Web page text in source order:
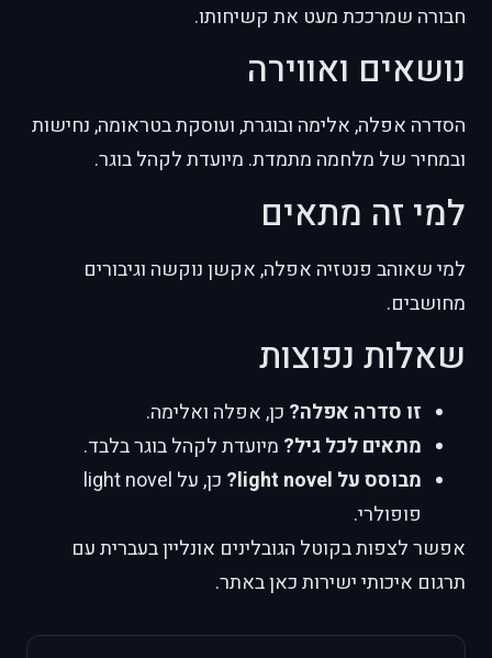
חבורה שמרככת מעט את קשיחותו.
נושאים ואווירה
הסדרה אפלה, אלימה ובוגרת, ועוסקת בטראומה, נחישות
ובמחיר של מלחמה מתמדת. מיועדת לקהל בוגר.
למי זה מתאים
למי שאוהב פנטזיה אפלה, אקשן נוקשה וגיבורים
מחושבים.
שאלות נפוצות
זו סדרה אפלה? כן, אפלה ואלימה.
מתאים לכל גיל? מיועדת לקהל בוגר בלבד.
מבוסס על light novel?
כן, על light novel
פופולרי.
אפשר לצפות בקוטל הגובלינים אונליין בעברית עם
תרגום איכותי ישירות כאן באתר.